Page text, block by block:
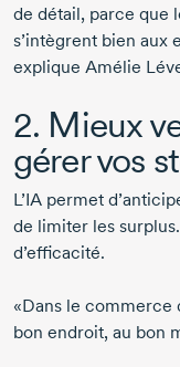
de détail, parce que
s’intègrent bien aux
explique Amélie
2. Mieux
gérer vos
L’IA permet
de limiter les
d’efficacité.
«Dans le commerce
bon endroit, au bon